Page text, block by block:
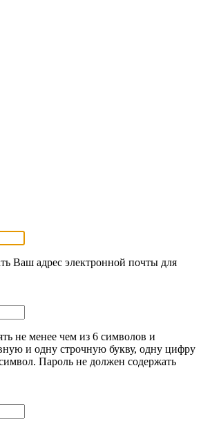
Ваш адрес электронной почты для
не менее чем из 6 символов и
и одну строчную букву, одну цифру
Пароль не должен содержать